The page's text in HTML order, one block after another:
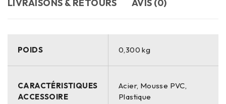
LIVRAISONS & RETOURS
AVIS (0)
POIDS 0,300 kg
CARACTÉRISTIQUES
ACCESSOIRE
Acier, Mousse PVC,
Plastique